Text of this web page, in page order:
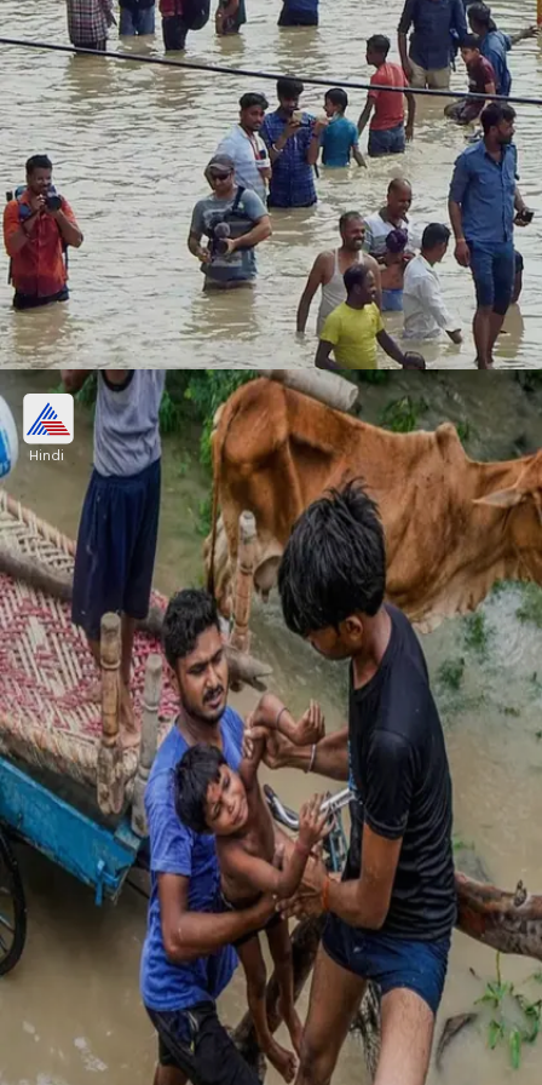
निगमबोध घाट पर 8 फीट पानी
राजघाट में महात्मा गांधी स्मारक तक पानी पहुंच चुका है। वहीं
निगमबोध पर भी 8 फीट तक पानी भर गया है।
Image credits: google
Hindi